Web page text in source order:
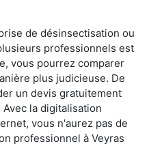
de désinsectisation ou
professionnels est
vous pourrez comparer
plus judicieuse. De
un devis gratuitement
la digitalisation
vous n'aurez pas de
professionnel à Veyras